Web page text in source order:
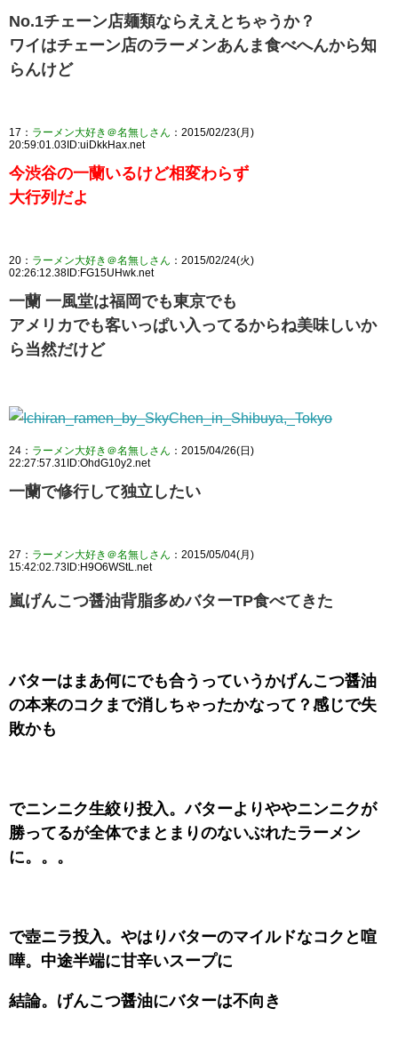
No.1チェーン店麺類ならええとちゃうか？
ワイはチェーン店のラーメンあんま食べへんから知
らんけど
17： ラーメン大好き＠名無しさん ：2015/02/23(月)
20:59:01.03ID:uiDkkHax.net
今渋谷の一蘭いるけど相変わらず
大行列だよ
20： ラーメン大好き＠名無しさん ：2015/02/24(火)
02:26:12.38ID:FG15UHwk.net
一蘭 一風堂は福岡でも東京でも
アメリカでも客いっぱい入ってるからね美味しいか
ら当然だけど
24： ラーメン大好き＠名無しさん ：2015/04/26(日)
22:27:57.31ID:OhdG10y2.net
一蘭で修行して独立したい
27： ラーメン大好き＠名無しさん ：2015/05/04(月)
15:42:02.73ID:H9O6WStL.net
嵐げんこつ醤油背脂多めバターTP食べてきた
バターはまあ何にでも合うっていうかげんこつ醤油
の本来のコクまで消しちゃったかなって？感じで失
敗かも
でニンニク生絞り投入。バターよりややニンニクが
勝ってるが全体でまとまりのないぶれたラーメン
に。。。
で壺ニラ投入。やはりバターのマイルドなコクと喧
嘩。中途半端に甘辛いスープに
結論。げんこつ醤油にバターは不向き